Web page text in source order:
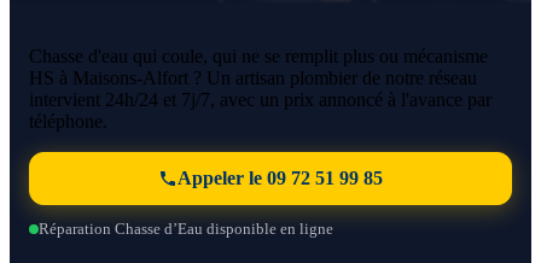
Chasse d'eau qui coule, qui ne se remplit plus ou mécanisme
HS à Maisons-Alfort ? Un artisan plombier de notre réseau
intervient 24h/24 et 7j/7, avec un prix annoncé à l'avance par
téléphone.
Appeler le 09 72 51 99 85
Réparation Chasse d’Eau disponible en ligne